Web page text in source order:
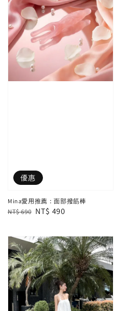
優惠
Mina愛用推薦：面部撥筋棒
Regular
NT$ 690 Sale
NT$ 490